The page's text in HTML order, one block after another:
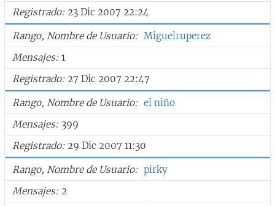
Registrado 23 Dic 2007 22:24
Rango, Nombre de Usuario
Miguelruperez
Mensajes 1
Registrado 27 Dic 2007 22:47
Rango, Nombre de Usuario
el niño
Mensajes 399
Registrado 29 Dic 2007 11:30
Rango, Nombre de Usuario
pirky
Mensajes 2